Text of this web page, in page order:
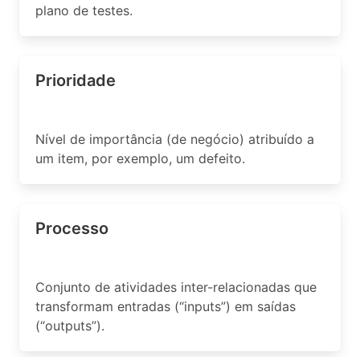
plano de testes.
Prioridade
Nível de importância (de negócio) atribuído a
um item, por exemplo, um defeito.
Processo
Conjunto de atividades inter-relacionadas que
transformam entradas (“inputs”) em saídas
(“outputs”).